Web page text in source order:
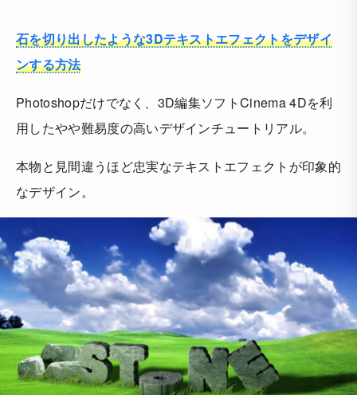
石を切り出したような3Dテキストエフェクトをデザイ
ンする方法
Photoshopだけでなく、3D編集ソフトCinema 4Dを利
用したやや難易度の高いデザインチュートリアル。
本物と見間違うほど忠実なテキストエフェクトが印象的
なデザイン。